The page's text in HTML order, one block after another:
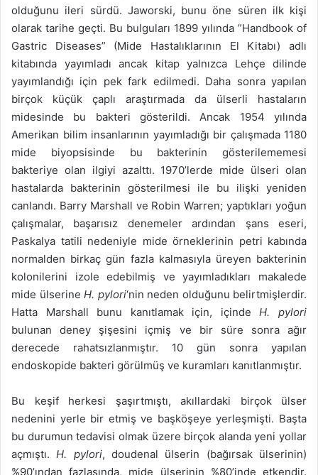
olduğunu ileri sürdü. Jaworski, bunu öne süren ilk kişi
olarak tarihe geçti. Bu bulguları 1899 yılında ”Handbook of
Gastric Diseases” (Mide Hastalıklarının El Kitabı) adlı
kitabında yayımladı ancak kitap yalnızca Lehçe dilinde
yayımlandığı için pek fark edilmedi. Daha sonra yapılan
birçok küçük çaplı araştırmada da ülserli hastaların
midesinde bu bakteri gösterildi. Ancak 1954 yılında
Amerikan bilim insanlarının yayımladığı bir çalışmada 1180
mide biyopsisinde bu bakterinin gösterilememesi
bakteriye olan ilgiyi azalttı. 1970’lerde mide ülseri olan
hastalarda bakterinin gösterilmesi ile bu ilişki yeniden
canlandı. Barry Marshall ve Robin Warren; yaptıkları yoğun
çalışmalar, başarısız denemeler ardından şans eseri,
Paskalya tatili nedeniyle mide örneklerinin petri kabında
normalden birkaç gün fazla kalmasıyla üreyen bakterinin
kolonilerini izole edebilmiş ve yayımladıkları makalede
mide ülserine H. pylori‘nin neden olduğunu belirtmişlerdir.
Hatta Marshall bunu kanıtlamak için, içindeH. pylori
bulunan deney şişesini içmiş ve bir süre sonra ağır
derecede rahatsızlanmıştır. 10 gün sonra yapılan
endoskopide bakteri görülmüş ve kuramları kanıtlanmıştır.
Bu keşif herkesi şaşırtmıştı, akıllardaki birçok ülser
nedenini yerle bir etmiş ve başköşeye yerleşmişti. Başta
bu durumun tedavisi olmak üzere birçok alanda yeni yollar
açmıştı.H. pylori, doudenal ülserin (bağırsak ülserinin)
%90’ından fazlasında, mide ülserinin %80’inde etkendir.